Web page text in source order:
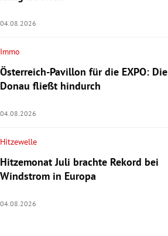
04.08.2026
Immo
Österreich-Pavillon für die EXPO: Die
Donau fließt hindurch
04.08.2026
Hitzewelle
Hitzemonat Juli brachte Rekord bei
Windstrom in Europa
04.08.2026